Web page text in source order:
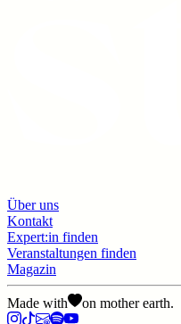
Über uns
Kontakt
Expert:in finden
Veranstaltungen finden
Magazin
Made with on mother earth.